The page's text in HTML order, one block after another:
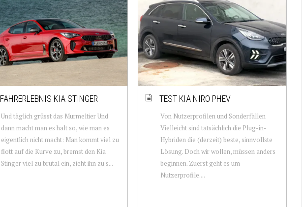
FAHRERLEBNIS KIA STINGER
Und täglich grüsst das Murmeltier Und
dann macht man es halt so, wie man es
eigentlich nicht macht: Man kommt viel zu
flott auf die Kurve zu, bremst den Kia
Stinger viel zu brutal ein, zieht ihn zu s...
TEST KIA NIRO PHEV
Von Nutzerprofilen und Sonderfällen
Vielleicht sind tatsächlich die Plug-in-
Hybriden die (derzeit) beste, sinnvollste
Lösung. Doch wir wollen, müssen anders
beginnen. Zuerst geht es um
Nutzerprofile....